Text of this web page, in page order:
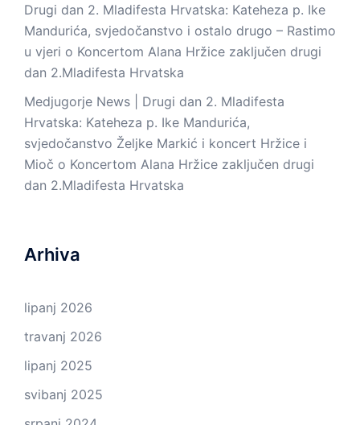
Drugi dan 2. Mladifesta Hrvatska: Kateheza p. Ike
Mandurića, svjedočanstvo i ostalo drugo – Rastimo
u vjeri o Koncertom Alana Hržice zaključen drugi
dan 2.Mladifesta Hrvatska
Medjugorje News | Drugi dan 2. Mladifesta
Hrvatska: Kateheza p. Ike Mandurića,
svjedočanstvo Željke Markić i koncert Hržice i
Mioč o Koncertom Alana Hržice zaključen drugi
dan 2.Mladifesta Hrvatska
Arhiva
lipanj 2026
travanj 2026
lipanj 2025
svibanj 2025